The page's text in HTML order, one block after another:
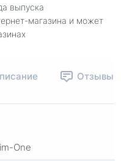
выпуска
магазина и может
Отзывы
One